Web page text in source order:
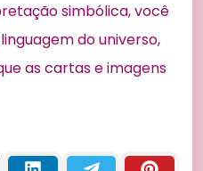
simbólica, você
do universo,
as cartas e imagens